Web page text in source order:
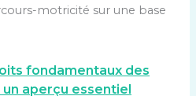
motricité sur une base
fondamentaux des
aperçu essentiel